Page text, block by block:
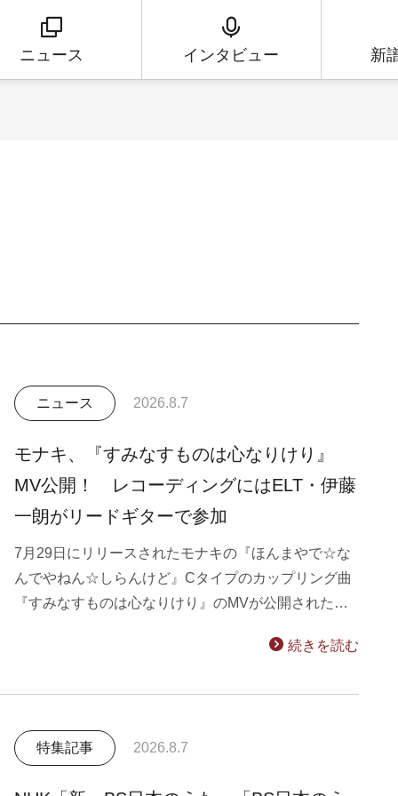
ニュース インタビュー 新
ニュース 2026.8.7
モナキ、『すみなすものは心なりけり』
MV公開！ レコーディングにはELT・伊藤
一朗がリードギターで参加
7月29日にリリースされたモナキの『ほんまやで☆な
んでやねん☆しらんけど』Cタイプのカップリング曲
『すみなすものは心なりけり』のMVが公開された…
続きを読む
特集記事 2026.8.7